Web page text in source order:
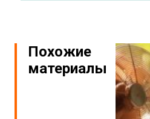
Похожие
материалы